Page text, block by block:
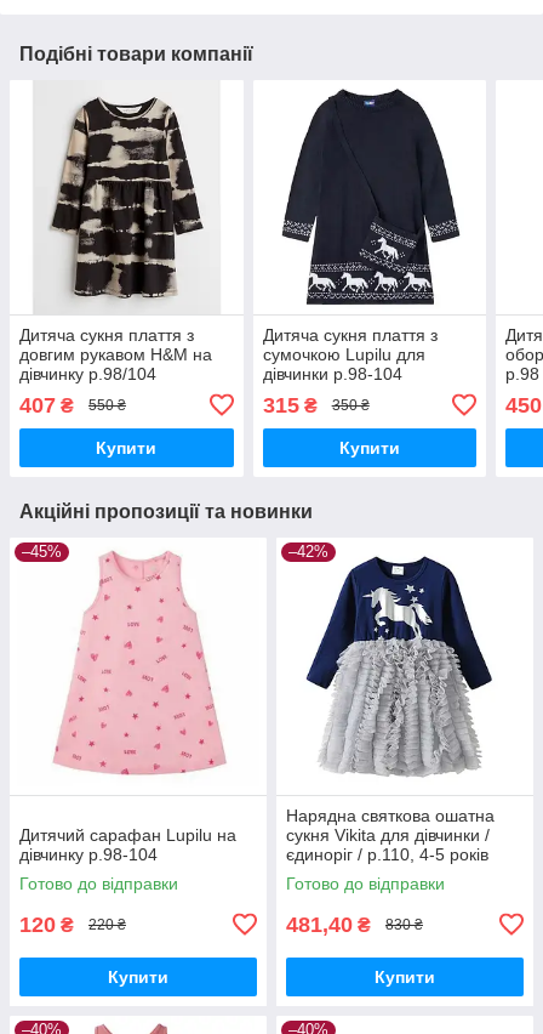
Подібні товари компанії
Дитяча сукня плаття з
довгим рукавом H&M на
дівчинку р.98/104
407 ₴ 550 ₴
Купити
Дитяча сукня плаття з
сумочкою Lupilu для
дівчинки р.98-104
315₴ 350 ₴
Купити
р.98
450
Акційні пропозиції та новинки
–45%
Дитячий сарафан Lupilu на
дівчинку р.98-104
Готово до відправки
120 ₴ 220 ₴
Купити
–42%
Нарядна святкова ошатна
сукня Vikita для дівчинки /
єдиноріг / р.110, 4-5 років
Готово до відправки
481,40 ₴ 830 ₴
Купити
–40% –40%